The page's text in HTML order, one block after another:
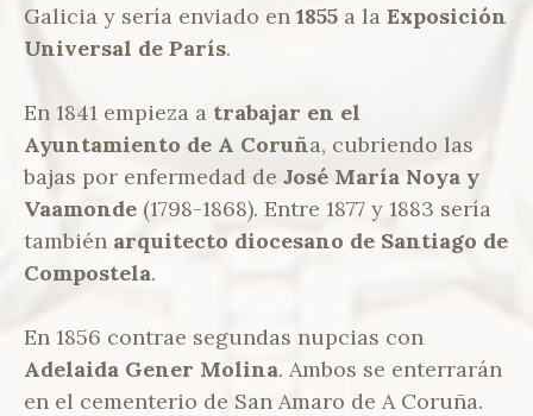
Galicia y sería enviado en 1855 a la Exposición
Universal de París.
En 1841 empieza a trabajar en el
Ayuntamiento de A Coruña, cubriendo las
bajas por enfermedad de José María Noya y
Vaamonde (1798-1868). Entre 1877 y 1883 sería
también arquitecto diocesano de Santiago de
Compostela.
En 1856 contrae segundas nupcias con
Adelaida Gener Molina. Ambos se enterrarán
en el cementerio de San Amaro de A Coruña.